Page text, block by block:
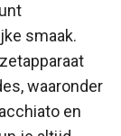
smaak.
waaronder
en